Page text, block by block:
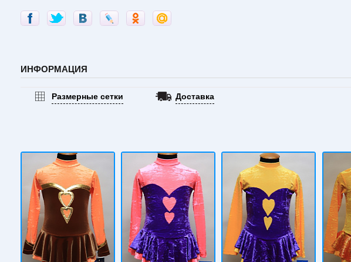
ИНФОРМАЦИЯ
Размерные сетки Доставка